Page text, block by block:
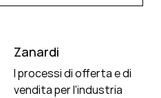
Zanardi
I processi di offerta e di
vendita per l'industria